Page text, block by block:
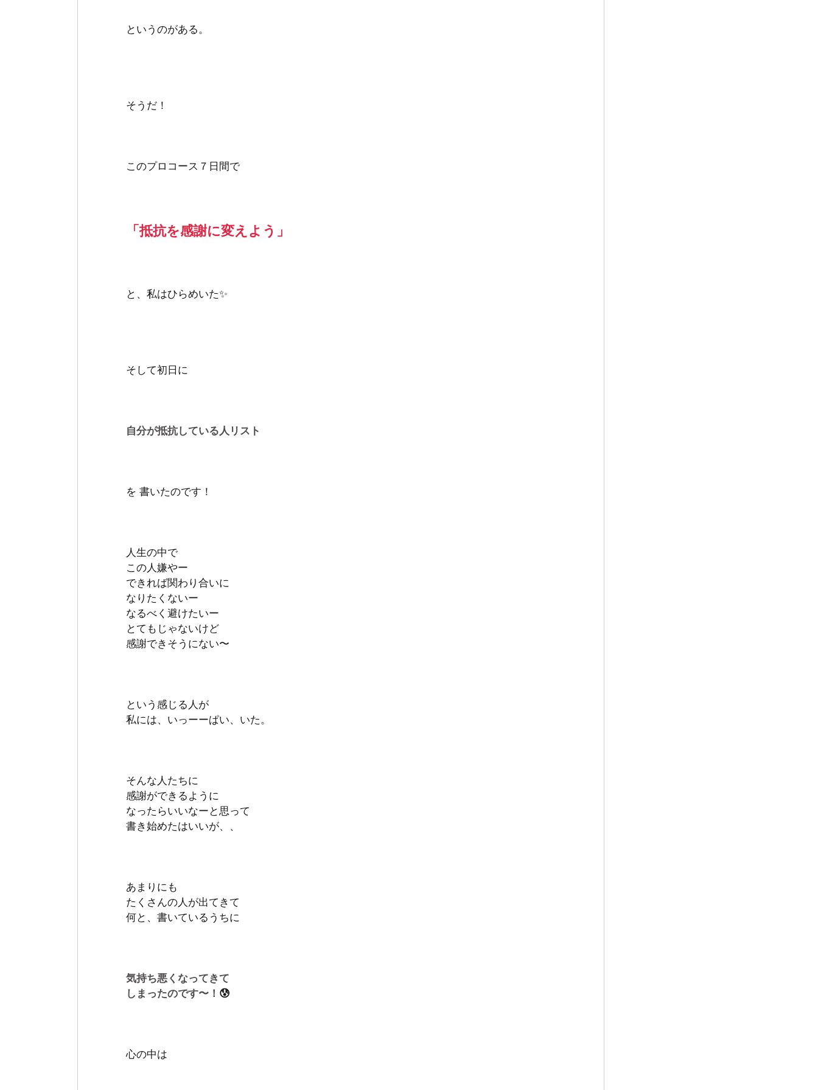
というのがある。
そうだ！
このプロコース７日間で
「抵抗を感謝に変えよう」
と、私はひらめいた✨
そして初日に
自分が抵抗している人リスト
を 書いたのです！
人生の中で
この人嫌やー
できれば関わり合いに
なりたくないー
なるべく避けたいー
とてもじゃないけど
感謝できそうにない〜
という感じる人が
私には、いっーーぱい、いた。
そんな人たちに
感謝ができるように
なったらいいなーと思って
書き始めたはいいが、、
あまりにも
たくさんの人が出てきて
何と、書いているうちに
気持ち悪くなってきて
しまったのです〜！ 😰
心の中は